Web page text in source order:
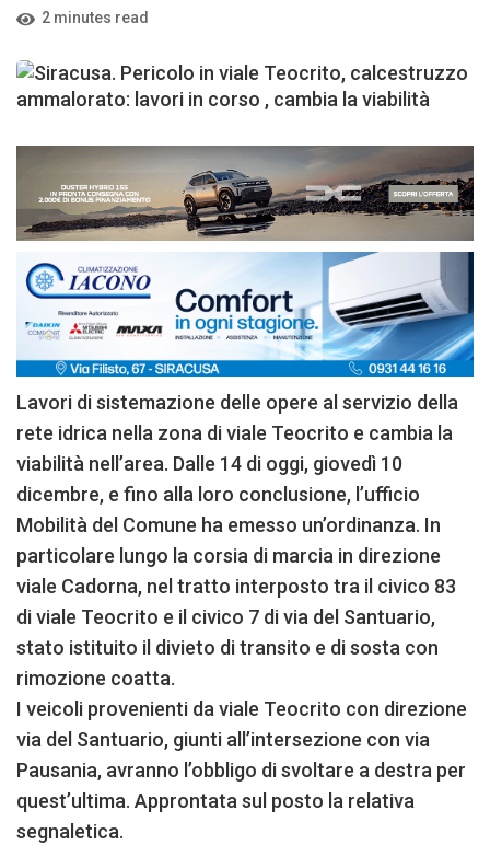
2 minutes read
Lavori di sistemazione delle opere al servizio della
rete idrica nella zona di viale Teocrito e cambia la
viabilità nell’area. Dalle 14 di oggi, giovedì 10
dicembre, e fino alla loro conclusione, l’ufficio
Mobilità del Comune ha emesso un’ordinanza. In
particolare lungo la corsia di marcia in direzione
viale Cadorna, nel tratto interposto tra il civico 83
di viale Teocrito e il civico 7 di via del Santuario,
stato istituito il divieto di transito e di sosta con
rimozione coatta.
I veicoli provenienti da viale Teocrito con direzione
via del Santuario, giunti all’intersezione con via
Pausania, avranno l’obbligo di svoltare a destra per
quest’ultima. Approntata sul posto la relativa
segnaletica.